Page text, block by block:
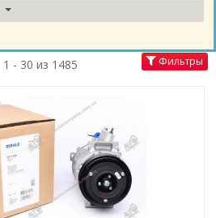
1 - 30 из 1485 Фильтры